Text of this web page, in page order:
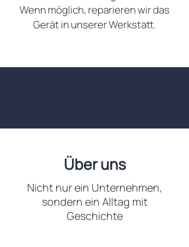
Wenn möglich, reparieren wir das
Gerät in unserer Werkstatt.
Über uns
Nicht nur ein Unternehmen,
sondern ein Alltag mit
Geschichte